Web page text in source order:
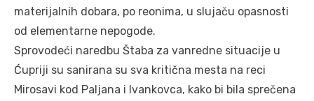
materijalnih dobara, po reonima, u slujaču opasnosti
od elementarne nepogode.
Sprovodeći naredbu Štaba za vanredne situacije u
Ćupriji su sanirana su sva kritična mesta na reci
Mirosavi kod Paljana i Ivankovca, kako bi bila sprečena